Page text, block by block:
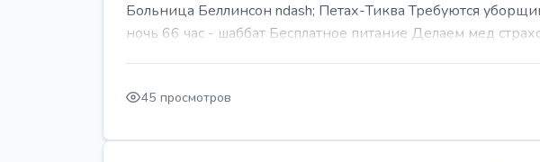
Больница Беллинсон ndash; Петах-Тиква Требуются
ночь 66 час - шаббат Бесплатное питание Делаем мед
45 просмотров